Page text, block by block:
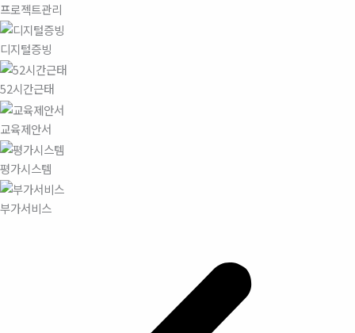
프로젝트관리
디지털증빙
52시간근태
교육제안서
평가시스템
부가서비스